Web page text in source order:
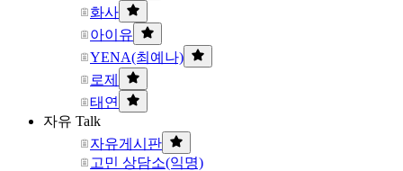
화사
아이유
YENA(최예나)
로제
태연
자유 Talk
자유게시판
고민 상담소(익명)